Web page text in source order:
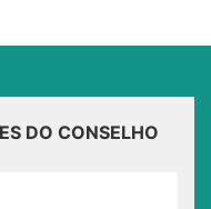
DO CONSELHO